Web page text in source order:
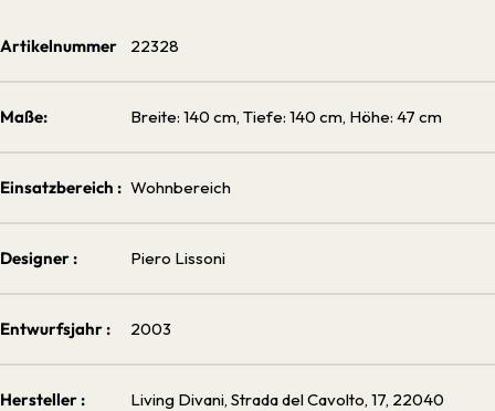
Artikelnummer 22328
Maße: Breite: 140 cm, Tiefe: 140 cm, Höhe: 47 cm
Einsatzbereich : Wohnbereich
Designer : Piero Lissoni
Entwurfsjahr : 2003
Hersteller :
Living Divani, Strada del Cavolto, 17, 22040